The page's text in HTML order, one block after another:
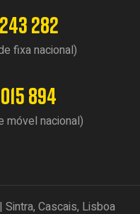
282
fixa nacional)
894
móvel nacional)
Cascais, Lisboa